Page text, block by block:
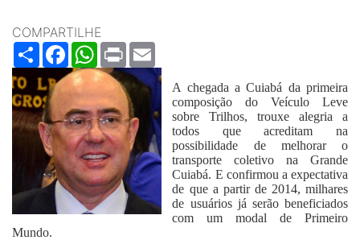
COMPARTILHE
ShareFacebookWhatsApp
Print
A chegada a Cuiabá da primeira
composição do Veículo Leve
sobre Trilhos, trouxe alegria a
todos que acreditam na
possibilidade de melhorar o
transporte coletivo na Grande
Cuiabá. E confirmou a expectativa
de que a partir de 2014, milhares
de usuários já serão beneficiados
com um modal de Primeiro
Mundo.